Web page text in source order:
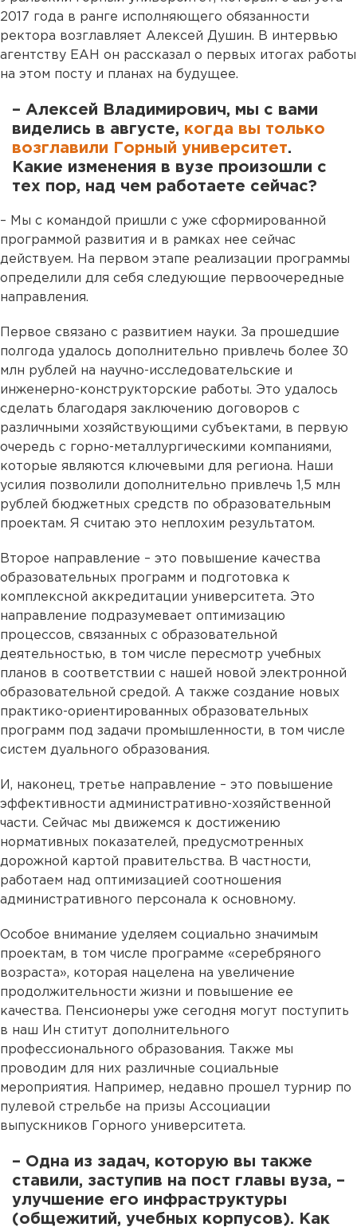
2017 года в ранге исполняющего обязанности
ректора возглавляет Алексей Душин. В интервью
агентству ЕАН он рассказал о первых итогах работы
на этом посту и планах на будущее.
– Алексей Владимирович, мы с вами
виделись в августе, когда вы только
возглавили Горный университет.
Какие изменения в вузе произошли с
тех пор, над чем работаете сейчас?
– Мы с командой пришли с уже сформированной
программой развития и в рамках нее сейчас
действуем. На первом этапе реализации программы
определили для себя следующие первоочередные
направления.
Первое связано с развитием науки. За прошедшие
полгода удалось дополнительно привлечь более 30
млн рублей на научно-исследовательские и
инженерно-конструкторские работы. Это удалось
сделать благодаря заключению договоров с
различными хозяйствующими субъектами, в первую
очередь с горно-металлургическими компаниями,
которые являются ключевыми для региона. Наши
усилия позволили дополнительно привлечь 1,5 млн
рублей бюджетных средств по образовательным
проектам. Я считаю это неплохим результатом.
Второе направление – это повышение качества
образовательных программ и подготовка к
комплексной аккредитации университета. Это
направление подразумевает оптимизацию
процессов, связанных с образовательной
деятельностью, в том числе пересмотр учебных
планов в соответствии с нашей новой электронной
образовательной средой. А также создание новых
практико-ориентированных образовательных
программ под задачи промышленности, в том числе
систем дуального образования.
И, наконец, третье направление – это повышение
эффективности административно-хозяйственной
части. Сейчас мы движемся к достижению
нормативных показателей, предусмотренных
дорожной картой правительства. В частности,
работаем над оптимизацией соотношения
административного персонала к основному.
Особое внимание уделяем социально значимым
проектам, в том числе программе «серебряного
возраста», которая нацелена на увеличение
продолжительности жизни и повышение ее
качества. Пенсионеры уже сегодня могут поступить
в наш Ин ститут дополнительного
профессионального образования. Также мы
проводим для них различные социальные
мероприятия. Например, недавно прошел турнир по
пулевой стрельбе на призы Ассоциации
выпускников Горного университета.
– Одна из задач, которую вы также
ставили, заступив на пост главы вуза, –
улучшение его инфраструктуры
(общежитий, учебных корпусов). Как